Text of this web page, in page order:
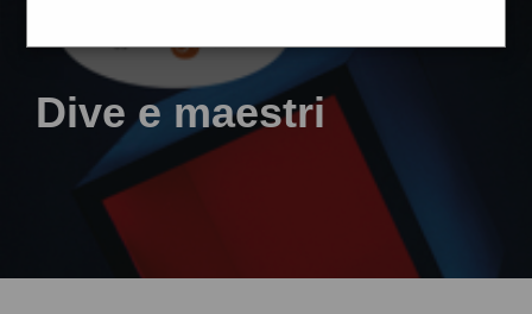
Dive e maestri